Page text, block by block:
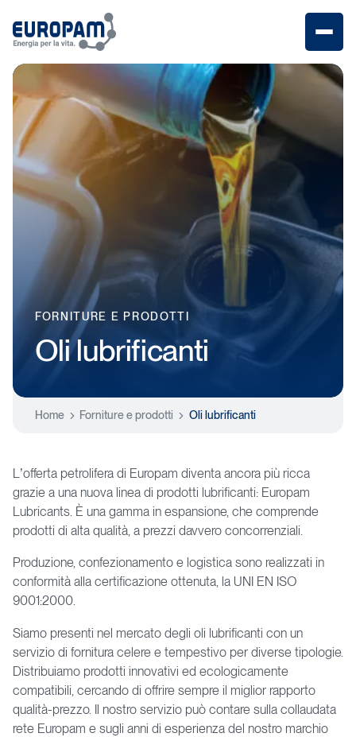
FORNITURE E PRODOTTI
Olilubrificanti
Home Forniture e prodotti Oli lubrificanti
L’offerta petrolifera di Europam diventa ancora più ricca
grazie a una nuova linea di prodotti lubrificanti: Europam
Lubricants. È una gamma in espansione, che comprende
prodotti di alta qualità, a prezzi davvero concorrenziali.
Produzione, confezionamento e logistica sono realizzati in
conformità alla certificazione ottenuta, la UNI EN ISO
9001:2000.
Siamo presenti nel mercato degli oli lubrificanti con un
servizio di fornitura celere e tempestivo per diverse tipologie.
Distribuiamo prodotti innovativi ed ecologicamente
compatibili, cercando di offrire sempre il miglior rapporto
qualità-prezzo. Il nostro servizio può contare sulla collaudata
rete Europam e sugli anni di esperienza del nostro marchio